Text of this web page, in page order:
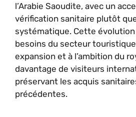
l’Arabie Saoudite, avec un
vérification sanitaire plutôt
systématique. Cette
besoins du secteur
expansion et à l’ambition du
davantage de visiteurs
préservant les acquis
précédentes.